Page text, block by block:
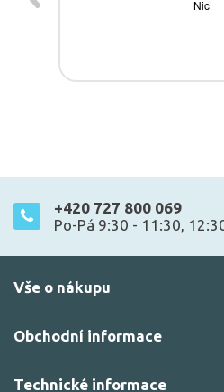
+420 727 800 069
Po-Pá 9:30 - 11:30,
Vše o nákupu
Obchodní informace
Technické informace